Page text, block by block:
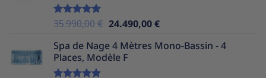
Note5.00
35.990,00€ Le
initial
était :
24.490,00€Le
actuel
Spa de Nage 4 Mètres Mono-Bassin - 4
Places, Modèle F